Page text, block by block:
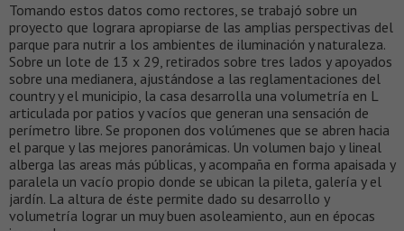
Tomando estos datos como rectores, se trabajó sobre un
proyecto que lograra apropiarse de las amplias perspectivas del
parque para nutrir a los ambientes de iluminación y naturaleza.
Sobre un lote de 13 x 29, retirados sobre tres lados y apoyados
sobre una medianera, ajustándose a las reglamentaciones del
country y el municipio, la casa desarrolla una volumetría en L
articulada por patios y vacíos que generan una sensación de
perímetro libre. Se proponen dos volúmenes que se abren hacia
el parque y las mejores panorámicas. Un volumen bajo y lineal
alberga las areas más públicas, y acompaña en forma apaisada y
paralela un vacío propio donde se ubican la pileta, galería y el
jardín. La altura de éste permite dado su desarrollo y
volumetría lograr un muy buen asoleamiento, aun en épocas